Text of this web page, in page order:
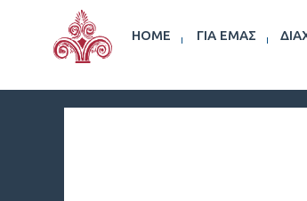
HOME ΓΙΑ ΕΜΆΣ